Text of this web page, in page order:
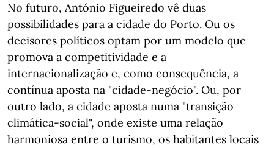
No futuro, António Figueiredo vê duas
possibilidades para a cidade do Porto. Ou os
decisores políticos optam por um modelo que
promova a competitividade e a
internacionalização e, como consequência, a
contínua aposta na "cidade-negócio". Ou, por
outro lado, a cidade aposta numa "transição
climática-social", onde existe uma relação
harmoniosa entre o turismo, os habitantes locais